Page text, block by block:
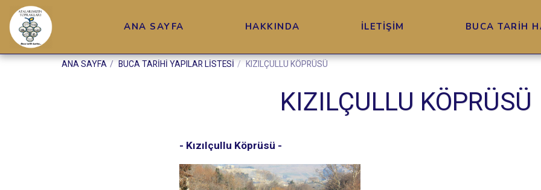
ANA SAYFA HAKKINDA İLETİŞİM BUCA TARİH
ANA SAYFA BUCA TARİHİ YAPILAR LİSTESİ KIZILÇULLU KÖPRÜSÜ
KIZILÇULLU KÖPRÜSÜ
- Kızılçullu Köprüsü -